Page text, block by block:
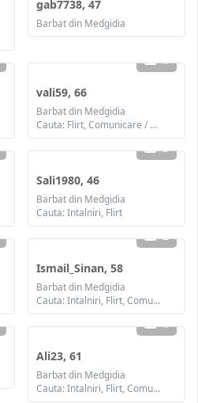
gab7738, 47
Barbat din Medgidia
1
vali59, 66
Barbat din Medgidia
Cauta: Flirt, Comunicare / chat, Prietenie, Casatorie
3
Sali1980, 46
Barbat din Medgidia
Cauta: Intalniri, Flirt
2
Ismail_Sinan, 58
Barbat din Medgidia
Cauta: Intalniri, Flirt, Comunicare / chat, Prietenie, Casatorie
1
Ali23, 61
Barbat din Medgidia
Cauta: Intalniri, Flirt, Comunicare / chat, Prietenie, Casatorie